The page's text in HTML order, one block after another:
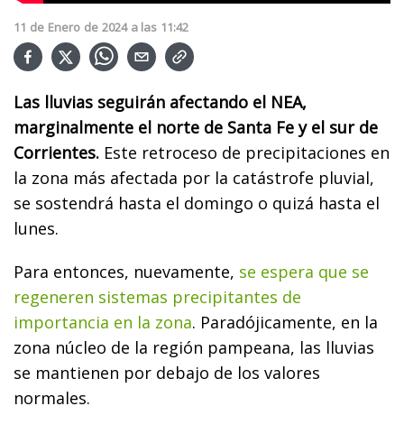
11 de Enero de 2024 a las 11:42
Las lluvias seguirán afectando el NEA,
marginalmente el norte de Santa Fe y el sur de
Corrientes. Este retroceso de precipitaciones en
la zona más afectada por la catástrofe pluvial,
se sostendrá hasta el domingo o quizá hasta el
lunes.
Para entonces, nuevamente, se espera que se
regeneren sistemas precipitantes de
importancia en la zona. Paradójicamente, en la
zona núcleo de la región pampeana, las lluvias
se mantienen por debajo de los valores
normales.